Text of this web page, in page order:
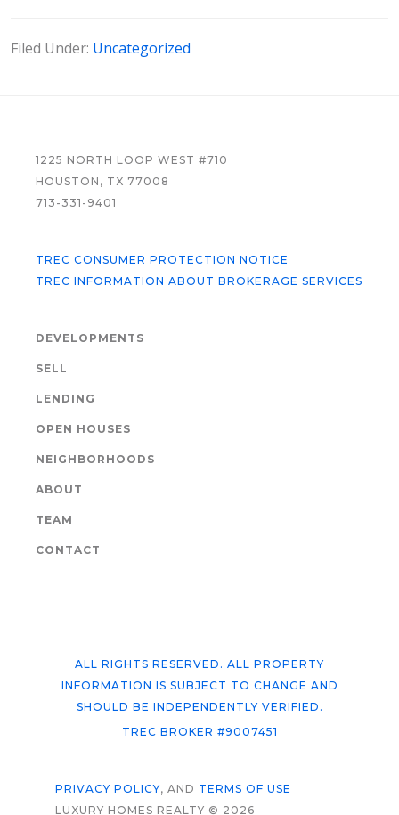
Filed Under: Uncategorized
1225 NORTH LOOP WEST #710
HOUSTON, TX 77008
713-331-9401
TREC CONSUMER PROTECTION NOTICE
TREC INFORMATION ABOUT BROKERAGE SERVICES
DEVELOPMENTS
SELL
LENDING
OPEN HOUSES
NEIGHBORHOODS
ABOUT
TEAM
CONTACT
ALL RIGHTS RESERVED. ALL PROPERTY
INFORMATION IS SUBJECT TO CHANGE AND
SHOULD BE INDEPENDENTLY VERIFIED.
TREC BROKER #9007451
PRIVACY POLICY, AND TERMS OF USE
LUXURY HOMES REALTY © 2026